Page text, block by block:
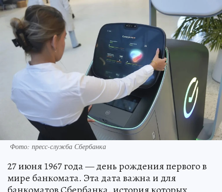
Фото: пресс-служба Сбербанка
27 июня 1967 года — день рождения первого в
мире банкомата. Эта дата важна и для